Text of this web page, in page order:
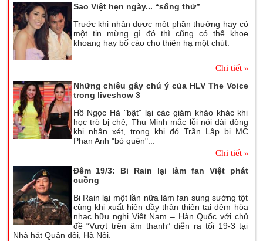
Sao Việt hẹn ngày... “sống thử”
Trước khi nhận được một phần thưởng hay có
một tin mừng gì đó thì cũng có thể khoe
khoang hay bố cáo cho thiên hạ một chút.
Chi tiết »
Những chiêu gây chú ý của HLV The Voice
trong liveshow 3
Hồ Ngọc Hà "bật" lại các giám khảo khác khi
học trò bị chê, Thu Minh mắc lỗi nói dài dòng
khi nhận xét, trong khi đó Trần Lập bị MC
Phan Anh "bỏ quên"...
Chi tiết »
Đêm 19/3: Bi Rain lại làm fan Việt phát
cuồng
Bi Rain lại một lần nữa làm fan sung sướng tột
cùng khi xuất hiện đầy thân thiện tại đêm hòa
nhạc hữu nghị Việt Nam – Hàn Quốc với chủ
đề “Vượt trên âm thanh” diễn ra tối 19-3 tại
Nhà hát Quân đội, Hà Nội.